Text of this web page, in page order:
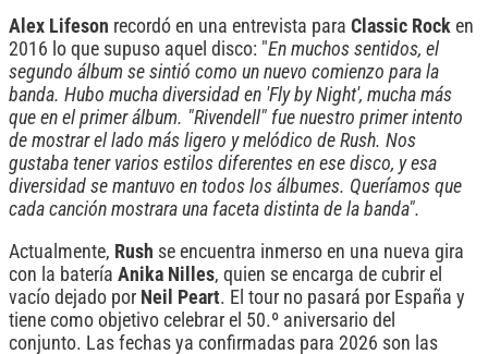
Alex Lifeson recordó en una entrevista para Classic Rock en
2016 lo que supuso aquel disco: "En muchos sentidos, el
segundo álbum se sintió como un nuevo comienzo para la
banda. Hubo mucha diversidad en 'Fly by Night', mucha más
que en el primer álbum. "Rivendell" fue nuestro primer intento
de mostrar el lado más ligero y melódico de Rush. Nos
gustaba tener varios estilos diferentes en ese disco, y esa
diversidad se mantuvo en todos los álbumes. Queríamos que
cada canción mostrara una faceta distinta de la banda".
Actualmente, Rush se encuentra inmerso en una nueva gira
con la batería Anika Nilles, quien se encarga de cubrir el
vacío dejado por Neil Peart. El tour no pasará por España y
tiene como objetivo celebrar el 50.º aniversario del
conjunto. Las fechas ya confirmadas para 2026 son las